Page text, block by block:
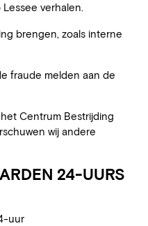
verhalen.
brengen, zoals interne
fraude melden aan de
Centrum Bestrijding
wij andere
24-UURS
uur